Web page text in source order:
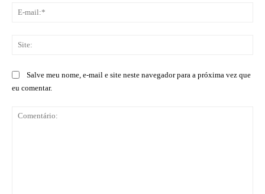
Salve meu nome, e-mail e site neste navegador para a próxima vez que
eu comentar.